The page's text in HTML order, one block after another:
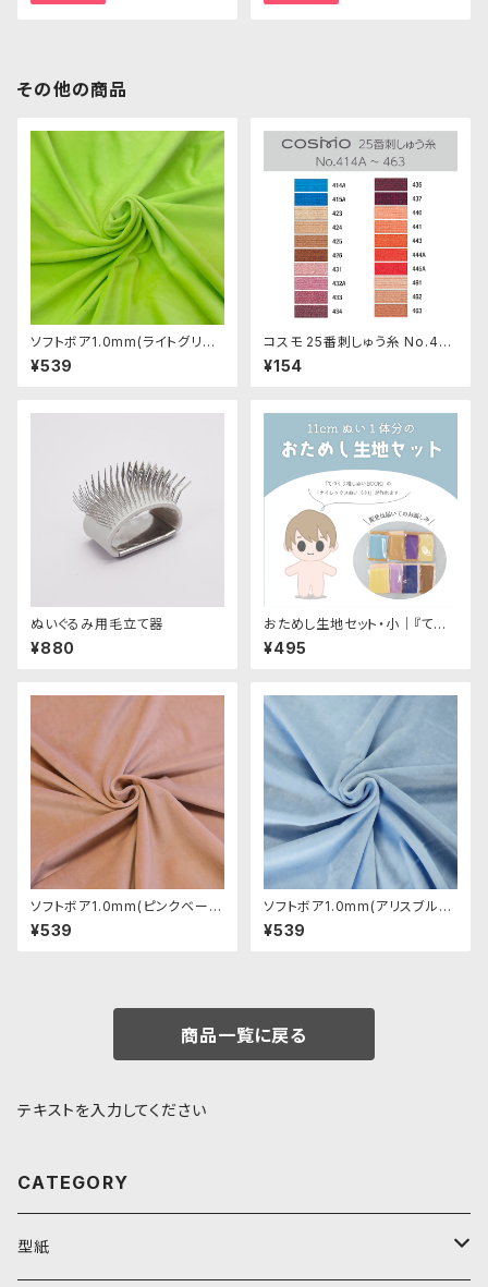
その他の商品
ソフトボア1.0mm(ライトグリー
ン)SSB125 ぬいぐるみ用短毛
ボア生地 20cm
¥539
コスモ 25番刺しゅう糸 No.414
‾463
¥154
ぬいぐるみ用毛立て器
¥880
おためし生地セット・小｜『てづく
り推しぬいBOOK』の11cmぬい
が1体作れます
¥495
ソフトボア1.0mm(ピンクベージ
ュ)SSB109 ぬいぐるみ用短毛
ボア生地 20cm
¥539
ソフトボア1.0mm(アリスブル
ー)SSB051 ぬいぐるみ用短毛
ボア生地 20cm
¥539
商品一覧に戻る
テキストを入力してください
CATEGORY
型紙